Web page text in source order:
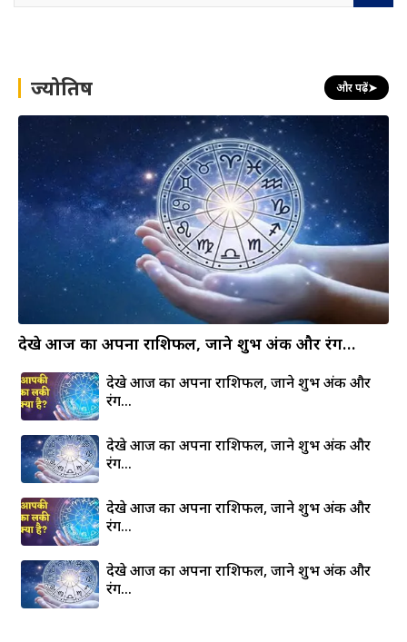
h ज्योतिष और पढ़ें➤
देखे आज का अपना राशिफल, जाने शुभ अंक और रंग…
देखे आज का अपना राशिफल, जाने शुभ अंक और
रंग…
देखे आज का अपना राशिफल, जाने शुभ अंक और
रंग…
देखे आज का अपना राशिफल, जाने शुभ अंक और
रंग…
देखे आज का अपना राशिफल, जाने शुभ अंक और
रंग…